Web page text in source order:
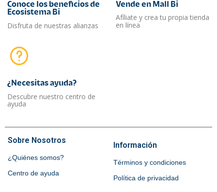
Conoce los beneficios de
Ecosistema Bi
Disfruta de nuestras alianzas
Vende en Mall Bi
Afíliate y crea tu propia tienda
en línea
¿Necesitas ayuda?​
Descubre nuestro centro de
ayuda
Sobre Nosotros
¿Quiénes somos?
Centro de ayuda
Información
Términos y condiciones
Política de privacidad